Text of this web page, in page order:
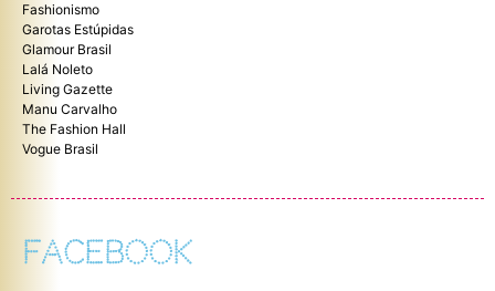
Fashionismo
Garotas Estúpidas
Glamour Brasil
Lalá Noleto
Living Gazette
Manu Carvalho
The Fashion Hall
Vogue Brasil
FACEBOOK